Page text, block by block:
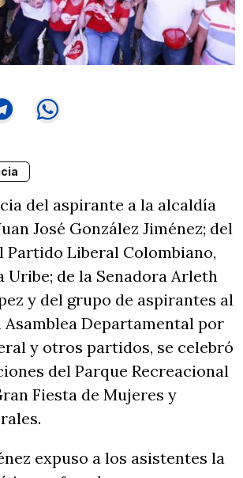
del aspirante a la alcaldía
José González Jiménez; del
Liberal Colombiano,
Uribe; de la Senadora Arleth
y del grupo de aspirantes al
Asamblea Departamental por
y otros partidos, se celebró
del Parque Recreacional
Fiesta de Mujeres y
expuso a los asistentes la